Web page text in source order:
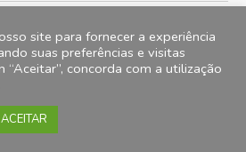
ilustrativas, 2012© 2026 Magazine do
CNPJ 15.257.475.0001/35 Endereço para
5727 CEP: 31275-971 Belo Horizonte-
site para fornecer a experiência
suas preferências e visitas
“Aceitar”, concorda com a utilização
ACEITAR